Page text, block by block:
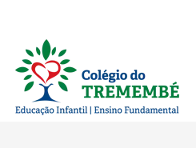
conteúdo